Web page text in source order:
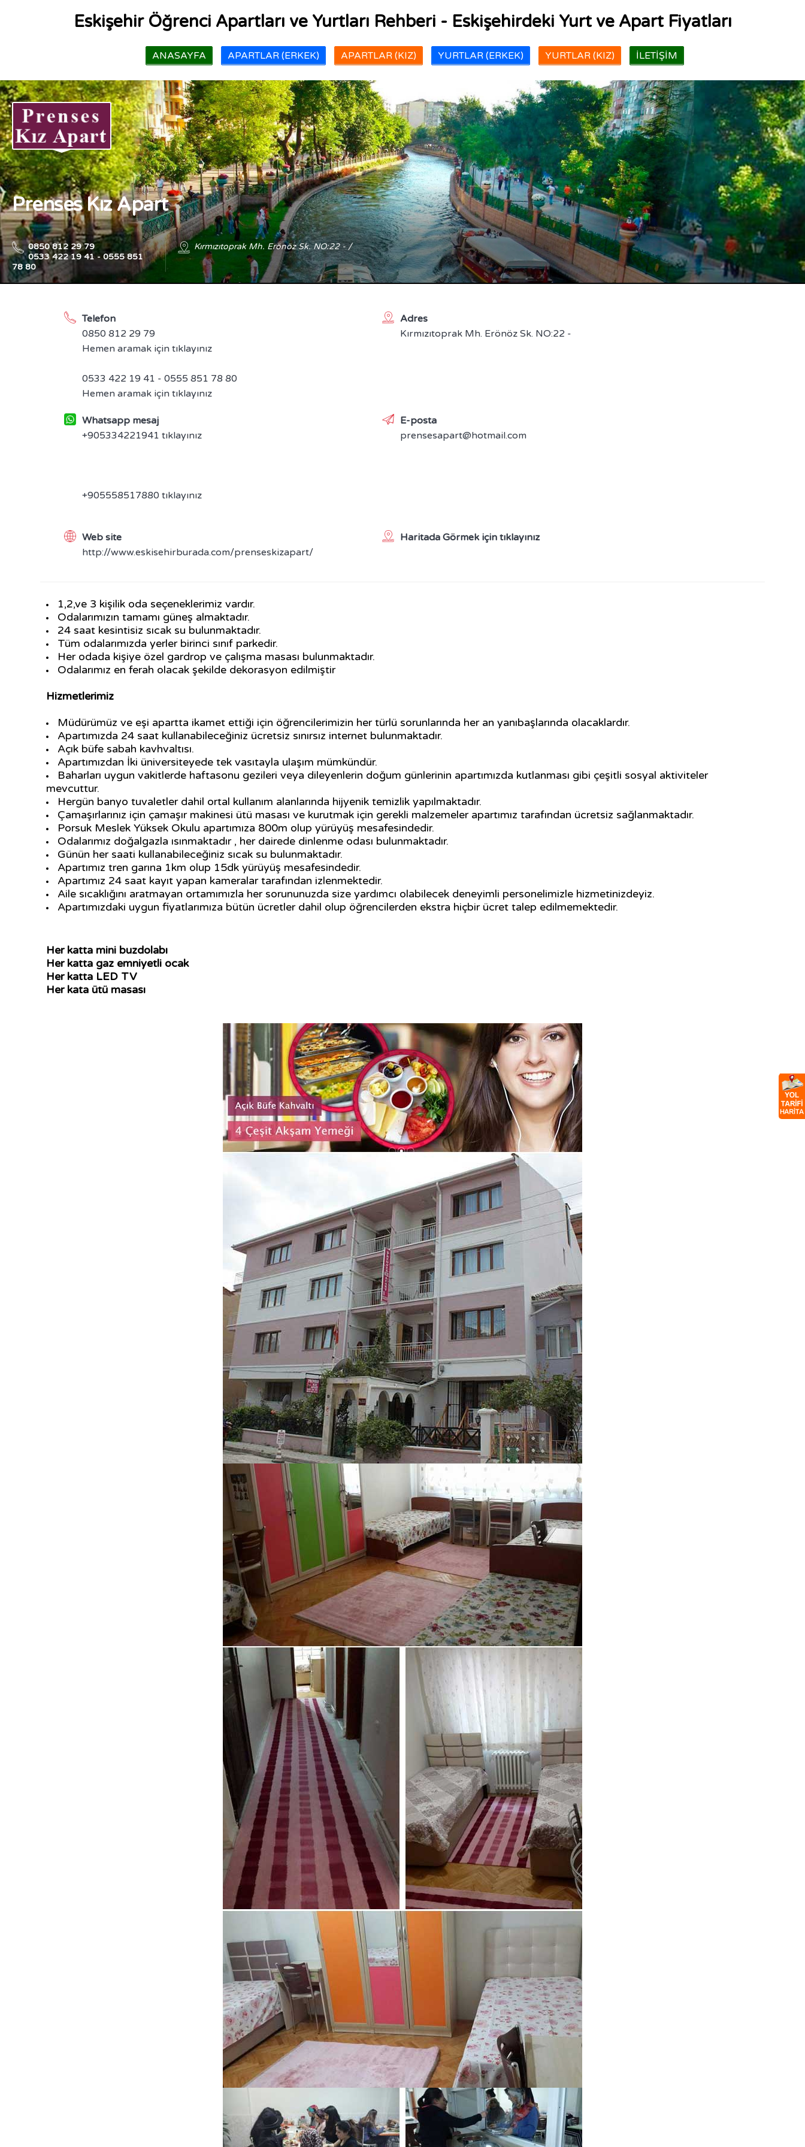
Eskişehir Öğrenci Apartları ve Yurtları Rehberi - Eskişehirdeki Yurt ve Apart Fiyatları
ANASAYFA APARTLAR (ERKEK) APARTLAR (KIZ) YURTLAR (ERKEK) YURTLAR (KIZ) İLETIŞIM
Prenses Kız Apart
0850 812 29 79
0533 422 19 41 - 0555 851
78 80
Kırmızıtoprak Mh. Erönöz Sk. NO:22 - /
Telefon
0850 812 29 79
Hemen aramak için tıklayınız
0533 422 19 41 - 0555 851 78 80
Hemen aramak için tıklayınız
Adres
Kırmızıtoprak Mh. Erönöz Sk. NO:22 -
Whatsapp mesaj
+905334221941 tıklayınız
+905558517880 tıklayınız
E-posta
prensesapart@hotmail.com
Web site
http://www.eskisehirburada.com/prenseskizapart/
Haritada Görmek için tıklayınız
1,2,ve 3 kişilik oda seçeneklerimiz vardır.
Odalarımızın tamamı güneş almaktadır.
24 saat kesintisiz sıcak su bulunmaktadır.
Tüm odalarımızda yerler birinci sınıf parkedir.
Her odada kişiye özel gardrop ve çalışma masası bulunmaktadır.
Odalarımız en ferah olacak şekilde dekorasyon edilmiştir
Hizmetlerimiz
Müdürümüz ve eşi apartta ikamet ettiği için öğrencilerimizin her türlü sorunlarında her an yanıbaşlarında olacaklardır.
Apartımızda 24 saat kullanabileceğiniz ücretsiz sınırsız internet bulunmaktadır.
Açık büfe sabah kavhvaltısı.
Apartımızdan İki üniversiteyede tek vasıtayla ulaşım mümkündür.
Baharları uygun vakitlerde haftasonu gezileri veya dileyenlerin doğum günlerinin apartımızda kutlanması gibi çeşitli sosyal aktiviteler
mevcuttur.
Hergün banyo tuvaletler dahil ortal kullanım alanlarında hijyenik temizlik yapılmaktadır.
Çamaşırlarınız için çamaşır makinesi ütü masası ve kurutmak için gerekli malzemeler apartımız tarafından ücretsiz sağlanmaktadır.
Porsuk Meslek Yüksek Okulu apartımıza 800m olup yürüyüş mesafesindedir.
Odalarımız doğalgazla ısınmaktadır , her dairede dinlenme odası bulunmaktadır.
Günün her saati kullanabileceğiniz sıcak su bulunmaktadır.
Apartımız tren garına 1km olup 15dk yürüyüş mesafesindedir.
Apartımız 24 saat kayıt yapan kameralar tarafından izlenmektedir.
Aile sıcaklığını aratmayan ortamımızla her sorununuzda size yardımcı olabilecek deneyimli personelimizle hizmetinizdeyiz.
Apartımızdaki uygun fiyatlarımıza bütün ücretler dahil olup öğrencilerden ekstra hiçbir ücret talep edilmemektedir.
Her katta mini buzdolabı
Her katta gaz emniyetli ocak
Her katta LED TV
Her kata ütü masası